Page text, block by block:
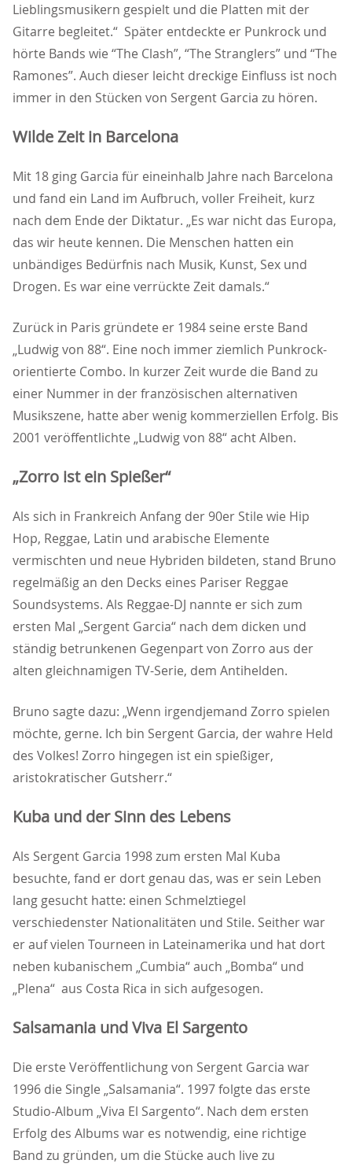
Lieblingsmusikern gespielt und die Platten mit der
Gitarre begleitet.“ Später entdeckte er Punkrock und
hörte Bands wie “The Clash”, “The Stranglers” und “The
Ramones”. Auch dieser leicht dreckige Einfluss ist noch
immer in den Stücken von Sergent Garcia zu hören.
Wilde Zeit in Barcelona
Mit 18 ging Garcia für eineinhalb Jahre nach Barcelona
und fand ein Land im Aufbruch, voller Freiheit, kurz
nach dem Ende der Diktatur. „Es war nicht das Europa,
das wir heute kennen. Die Menschen hatten ein
unbändiges Bedürfnis nach Musik, Kunst, Sex und
Drogen. Es war eine verrückte Zeit damals.“
Zurück in Paris gründete er 1984 seine erste Band
Ludwig von 88“. Eine noch immer ziemlich Punkrock-
orientierte Combo. In kurzer Zeit wurde die Band zu
einer Nummer in der französischen alternativen
Musikszene, hatte aber wenig kommerziellen Erfolg. Bis
2001 veröffentlichte „Ludwig von 88“ acht Alben.
Zorro ist ein Spießer“
Als sich in Frankreich Anfang der 90er Stile wie Hip
Hop, Reggae, Latin und arabische Elemente
vermischten und neue Hybriden bildeten, stand Bruno
regelmäßig an den Decks eines Pariser Reggae
Soundsystems. Als Reggae-DJ nannte er sich zum
ersten Mal „Sergent Garcia“ nach dem dicken und
ständig betrunkenen Gegenpart von Zorro aus der
alten gleichnamigen TV-Serie, dem Antihelden.
Bruno sagte dazu: „Wenn irgendjemand Zorro spielen
möchte, gerne. Ich bin Sergent Garcia, der wahre Held
des Volkes! Zorro hingegen ist ein spießiger,
aristokratischer Gutsherr.“
Kuba und der Sinn des Lebens
Als Sergent Garcia 1998 zum ersten Mal Kuba
besuchte, fand er dort genau das, was er sein Leben
lang gesucht hatte: einen Schmelztiegel
verschiedenster Nationalitäten und Stile. Seither war
er auf vielen Tourneen in Lateinamerika und hat dort
neben kubanischem „Cumbia“ auch „Bomba“ und
Plena“ aus Costa Rica in sich aufgesogen.
Salsamania und Viva El Sargento
Die erste Veröffentlichung von Sergent Garcia war
1996 die Single „Salsamania“. 1997 folgte das erste
Studio-Album „Viva El Sargento“. Nach dem ersten
Erfolg des Albums war es notwendig, eine richtige
Band zu gründen, um die Stücke auch live zu